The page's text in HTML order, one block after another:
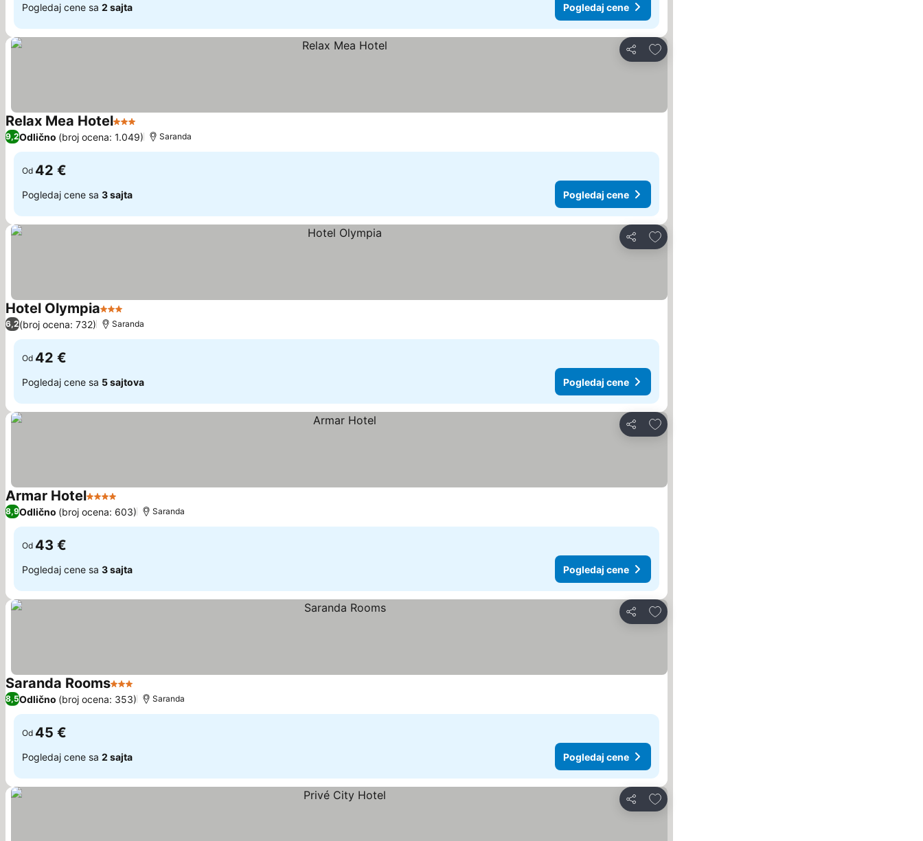
Pogledaj cene sa 2 sajta Pogledaj cene
Deli
Dodati u favorite
Relax Mea Hotel3 ZvezdicePogledaj cene
9,2Odlično (broj ocena: 1.049) Saranda
Od 42 €
Pogledaj cene sa 3 sajta Pogledaj cene
Deli
Dodati u favorite
Hotel Olympia3 Zvezdice
6,2(broj ocena: 732) Saranda
Od 42 €
Pogledaj cene sa 5 sajtova Pogledaj cene
Deli
Dodati u favorite
Armar Hotel4 ZvezdicePogledaj cene
8,9Odlično (broj ocena: 603) Saranda
Od 43 €
Pogledaj cene sa 3 sajta Pogledaj cene
Deli
Dodati u favorite
Saranda Rooms3 ZvezdicePogledaj cene
8,5Odlično (broj ocena: 353) Saranda
Od 45 €
Pogledaj cene sa 2 sajta Pogledaj cene
Deli
Dodati u favorite